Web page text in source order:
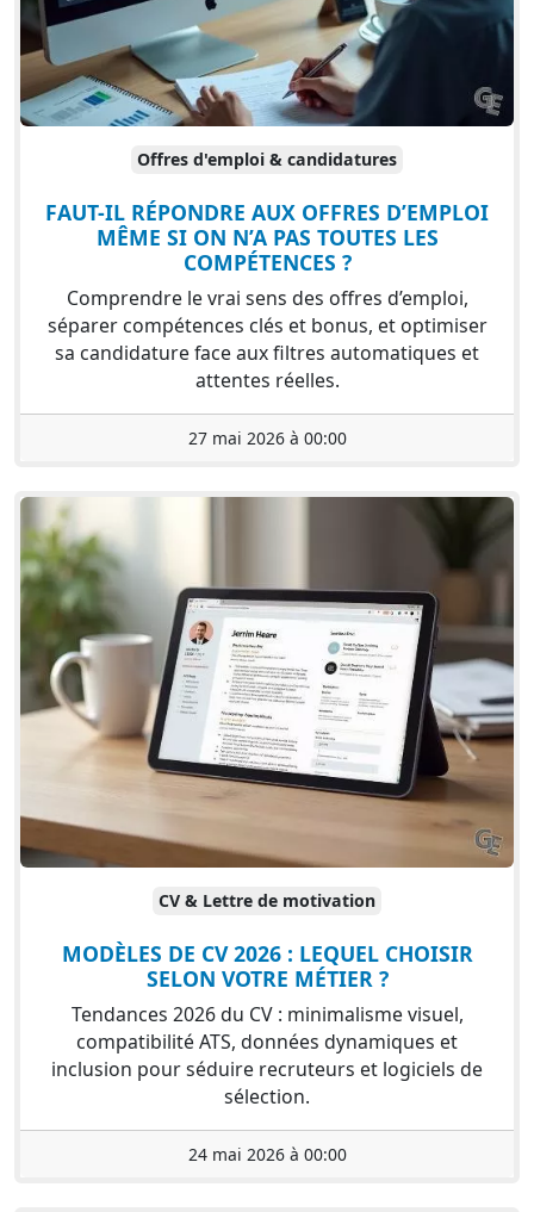
Offres d'emploi & candidatures
FAUT-IL RÉPONDRE AUX OFFRES D’EMPLOI
MÊME SI ON N’A PAS TOUTES LES
COMPÉTENCES ?
Comprendre le vrai sens des offres d’emploi,
séparer compétences clés et bonus, et optimiser
sa candidature face aux filtres automatiques et
attentes réelles.
27 mai 2026 à 00:00
CV & Lettre de motivation
MODÈLES DE CV 2026 : LEQUEL CHOISIR
SELON VOTRE MÉTIER ?
Tendances 2026 du CV : minimalisme visuel,
compatibilité ATS, données dynamiques et
inclusion pour séduire recruteurs et logiciels de
sélection.
24 mai 2026 à 00:00